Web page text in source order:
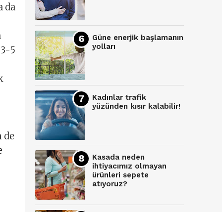
da
5
de
Güne enerjik başlamanın
yolları
Kadınlar trafik
yüzünden kısır kalabilir!
Kasada neden
ihtiyacımız olmayan
ürünleri sepete
atıyoruz?